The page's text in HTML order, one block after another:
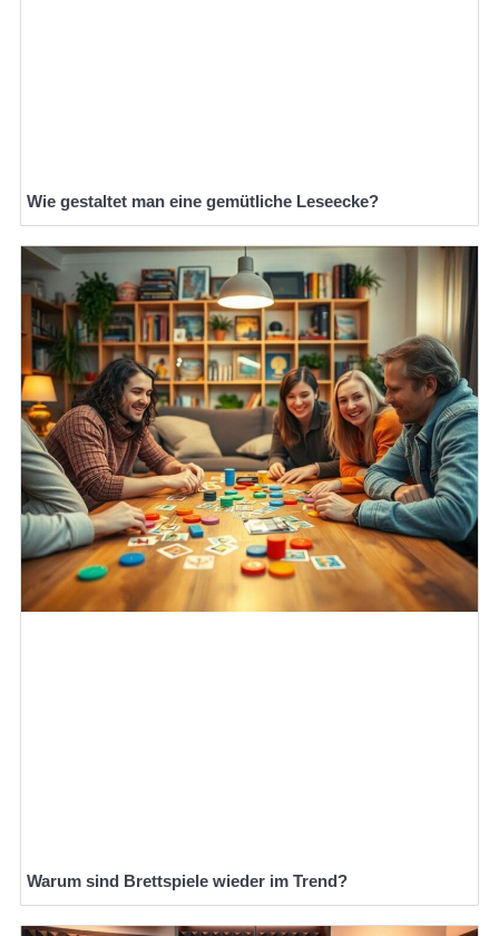
Wie gestaltet man eine gemütliche Leseecke?
Warum sind Brettspiele wieder im Trend?